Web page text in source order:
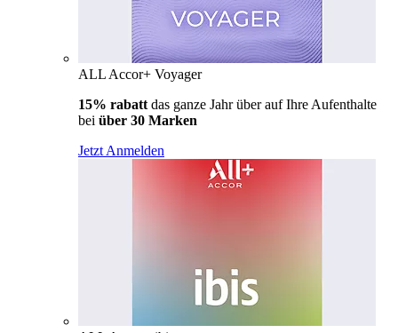
ALL Accor+ Voyager
15% rabatt das ganze Jahr über auf Ihre Aufenthalte
bei über 30 Marken
Jetzt Anmelden